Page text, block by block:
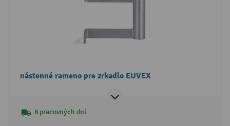
nástenné rameno pre zrkadlo EUVEX
8 pracovných dní